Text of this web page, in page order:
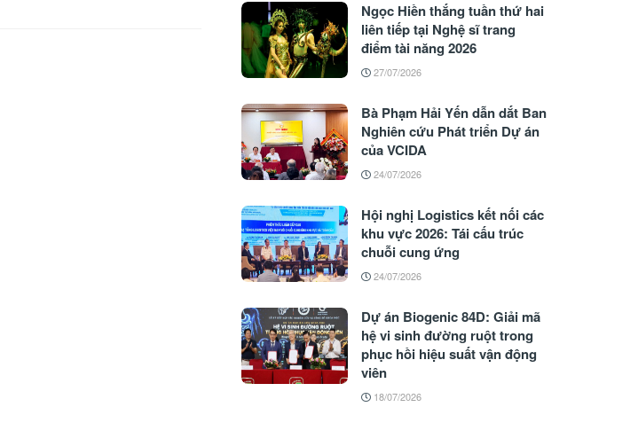
Ngọc Hiền thắng tuần thứ hai
liên tiếp tại Nghệ sĩ trang
điểm tài năng 2026
27/07/2026
Bà Phạm Hải Yến dẫn dắt Ban
Nghiên cứu Phát triển Dự án
của VCIDA
24/07/2026
Hội nghị Logistics kết nối các
khu vực 2026: Tái cấu trúc
chuỗi cung ứng
24/07/2026
Dự án Biogenic 84D: Giải mã
hệ vi sinh đường ruột trong
phục hồi hiệu suất vận động
viên
18/07/2026